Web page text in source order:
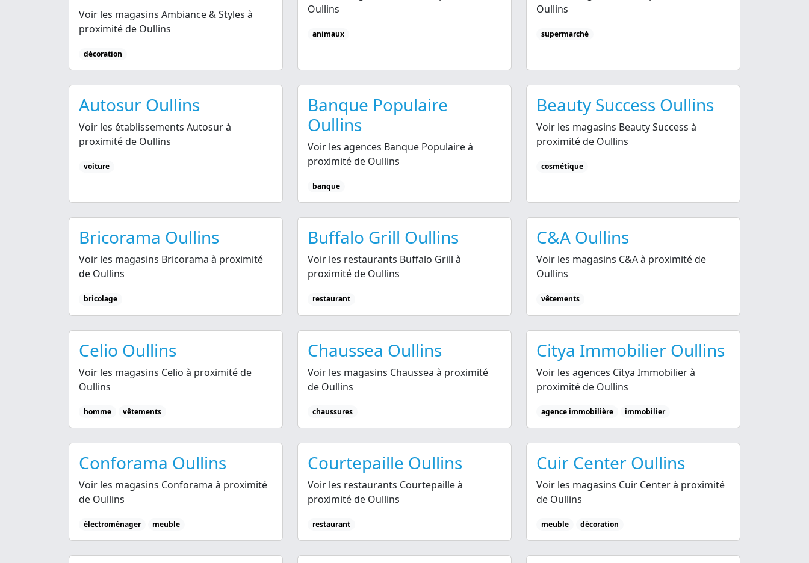
Voir les magasins Ambiance & Styles à
proximité de Oullins
décoration
Oullins
animaux
Oullins
supermarché
Autosur Oullins
Voir les établissements Autosur à
proximité de Oullins
voiture
Banque Populaire
Oullins
Voir les agences Banque Populaire à
proximité de Oullins
banque
Beauty Success Oullins
Voir les magasins Beauty Success à
proximité de Oullins
cosmétique
Bricorama Oullins
Voir les magasins Bricorama à proximité
de Oullins
bricolage
Buffalo Grill Oullins
Voir les restaurants Buffalo Grill à
proximité de Oullins
restaurant
C&A Oullins
Voir les magasins C&A à proximité de
Oullins
vêtements
Celio Oullins
Voir les magasins Celio à proximité de
Oullins
homme vêtements
Chaussea Oullins
Voir les magasins Chaussea à proximité
de Oullins
chaussures
Citya Immobilier Oullins
Voir les agences Citya Immobilier à
proximité de Oullins
agence immobilière immobilier
Conforama Oullins
Voir les magasins Conforama à proximité
de Oullins
électroménager meuble
Courtepaille Oullins
Voir les restaurants Courtepaille à
proximité de Oullins
restaurant
Cuir Center Oullins
Voir les magasins Cuir Center à proximité
de Oullins
meuble décoration